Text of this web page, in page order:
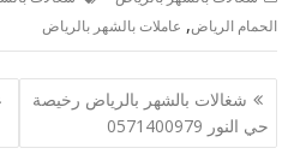
الحمام الرياض, عاملات بالشهر بالرياض
تصفّح
المقالات
شغالات بالشهر بالرياض رخيصة
حي النور 0571400979